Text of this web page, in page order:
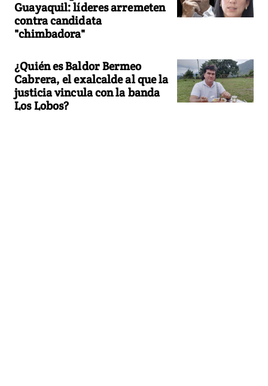
Guayaquil: líderes arremeten
contra candidata
"chimbadora"
¿Quién es Baldor Bermeo
Cabrera, el exalcalde al que la
justicia vincula con la banda
Los Lobos?